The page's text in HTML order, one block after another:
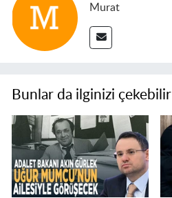
Murat
Bunlar da ilginizi çekebilir